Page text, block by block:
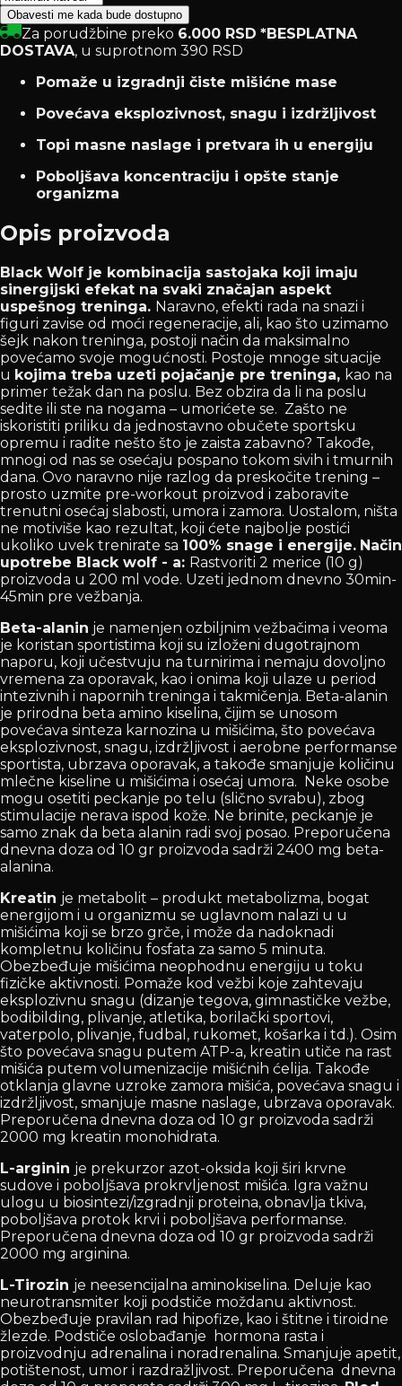
Obavesti me kada bude dostupno
Za porudžbine preko 6.000 RSD *BESPLATNA
DOSTAVA, u suprotnom 390 RSD
Pomaže u izgradnji čiste mišićne mase
Povećava eksplozivnost, snagu i izdržljivost
Topi masne naslage i pretvara ih u energiju
Poboljšava koncentraciju i opšte stanje
organizma
Opis proizvoda
Black Wolf je kombinacija sastojaka koji imaju
sinergijski efekat na svaki značajan aspekt
uspešnog treninga. Naravno, efekti rada na snazi i
figuri zavise od moći regeneracije, ali, kao što uzimamo
šejk nakon treninga, postoji način da maksimalno
povećamo svoje mogućnosti. Postoje mnoge situacije
u kojima treba uzeti pojačanje pre treninga, kao na
primer težak dan na poslu. Bez obzira da li na poslu
sedite ili ste na nogama – umorićete se. Zašto ne
iskoristiti priliku da jednostavno obučete sportsku
opremu i radite nešto što je zaista zabavno? Takođe,
mnogi od nas se osećaju pospano tokom sivih i tmurnih
dana. Ovo naravno nije razlog da preskočite trening –
prosto uzmite pre-workout proizvod i zaboravite
trenutni osećaj slabosti, umora i zamora. Uostalom, ništa
ne motiviše kao rezultat, koji ćete najbolje postići
ukoliko uvek trenirate sa 100% snage i energije. Način
upotrebe Black wolf - a: Rastvoriti 2 merice (10 g)
proizvoda u 200 ml vode. Uzeti jednom dnevno 30min-
45min pre vežbanja.
Beta-alanin je namenjen ozbiljnim vežbačima i veoma
je koristan sportistima koji su izloženi dugotrajnom
naporu, koji učestvuju na turnirima i nemaju dovoljno
vremena za oporavak, kao i onima koji ulaze u period
intezivnih i napornih treninga i takmičenja. Beta-alanin
je prirodna beta amino kiselina, čijim se unosom
povećava sinteza karnozina u mišićima, što povećava
eksplozivnost, snagu, izdržljivost i aerobne performanse
sportista, ubrzava oporavak, a takođe smanjuje količinu
mlečne kiseline u mišićima i osećaj umora. Neke osobe
mogu osetiti peckanje po telu (slično svrabu), zbog
stimulacije nerava ispod kože. Ne brinite, peckanje je
samo znak da beta alanin radi svoj posao. Preporučena
dnevna doza od 10 gr proizvoda sadrži 2400 mg beta-
alanina.
Kreatin je metabolit – produkt metabolizma, bogat
energijom i u organizmu se uglavnom nalazi u u
mišićima koji se brzo grče, i može da nadoknadi
kompletnu količinu fosfata za samo 5 minuta.
Obezbeđuje mišićima neophodnu energiju u toku
fizičke aktivnosti. Pomaže kod vežbi koje zahtevaju
eksplozivnu snagu (dizanje tegova, gimnastičke vežbe,
bodibilding, plivanje, atletika, borilački sportovi,
vaterpolo, plivanje, fudbal, rukomet, košarka i td.). Osim
što povećava snagu putem ATP-a, kreatin utiče na rast
mišića putem volumenizacije mišićnih ćelija. Takođe
otklanja glavne uzroke zamora mišića, povećava snagu i
izdržljivost, smanjuje masne naslage, ubrzava oporavak.
Preporučena dnevna doza od 10 gr proizvoda sadrži
2000 mg kreatin monohidrata.
L-arginin je prekurzor azot-oksida koji širi krvne
sudove i poboljšava prokrvljenost mišića. Igra važnu
ulogu u biosintezi/izgradnji proteina, obnavlja tkiva,
poboljšava protok krvi i poboljšava performanse.
Preporučena dnevna doza od 10 gr proizvoda sadrži
2000 mg arginina.
L-Tirozin je neesencijalna aminokiselina. Deluje kao
neurotransmiter koji podstiče moždanu aktivnost.
Obezbeđuje pravilan rad hipofize, kao i štitne i tiroidne
žlezde. Podstiče oslobađanje hormona rasta i
proizvodnju adrenalina i noradrenalina. Smanjuje apetit,
potištenost, umor i razdražljivost. Preporučena dnevna